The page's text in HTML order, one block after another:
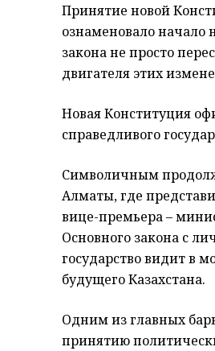
Принятие новой
ознаменовало начало
закона не просто
двигателя этих
Новая Конституция
справедливого
Символичным
Алматы, где
вице-премьера –
Основного закона с
государство видит в
будущего Казахстана.
Одним из главных
принятию